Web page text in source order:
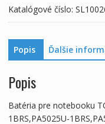
Katalógové číslo:
Popis Ďalšie
Popis
Batéria pre notebooku
1BRS,PA5025U-